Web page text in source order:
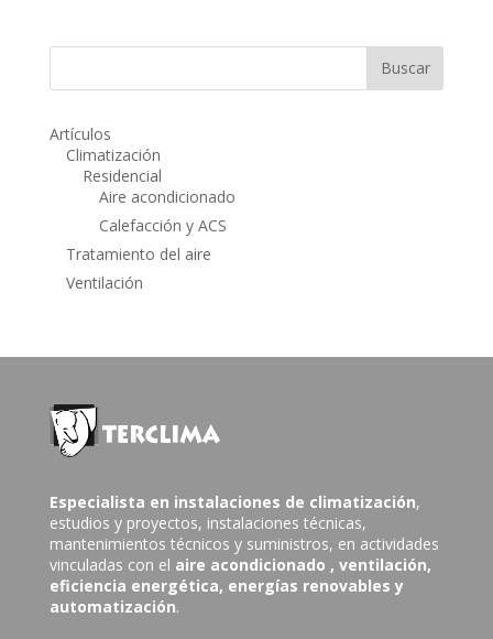
Artículos
Climatización
Residencial
Aire acondicionado
Calefacción y ACS
Tratamiento del aire
Ventilación
Especialista en instalaciones de climatización,
estudios y proyectos, instalaciones técnicas,
mantenimientos técnicos y suministros, en actividades
vinculadas con el aire acondicionado , ventilación,
eficiencia energética, energías renovables y
automatización.